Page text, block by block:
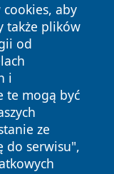
aby
także plików
od
i
te mogą być
ze
do serwisu",
zastrzeżone.